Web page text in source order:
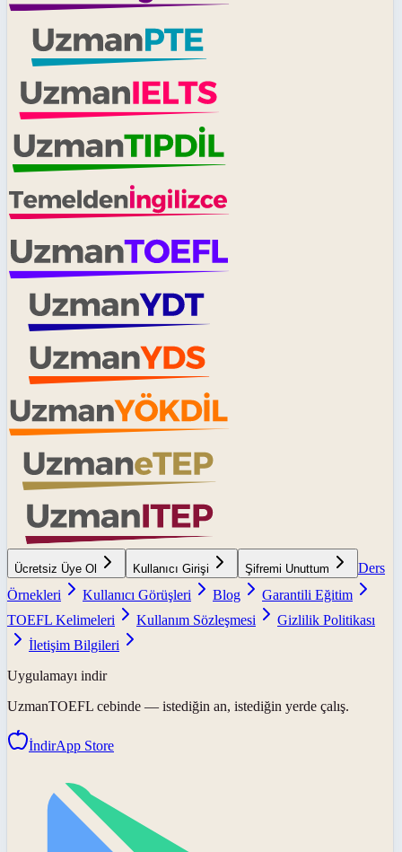
Ücretsiz Üye Ol Kullanıcı Girişi Şifremi Unuttum
Ders
Örnekleri
Kullanıcı Görüşleri Blog
Garantili Eğitim
TOEFL Kelimeleri
Kullanım Sözleşmesi
Gizlilik Politikası
İletişim Bilgileri
Uygulamayı indir
UzmanTOEFL cebinde — istediğin an, istediğin yerde çalış.
İndirApp Store